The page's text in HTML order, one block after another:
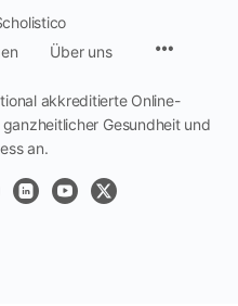
Über uns
akkreditierte Online-
Gesundheit und
an.